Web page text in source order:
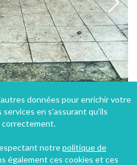
données pour enrichir votre
en s'assurant qu'ils
notrepolitique de
également ces cookies et ces